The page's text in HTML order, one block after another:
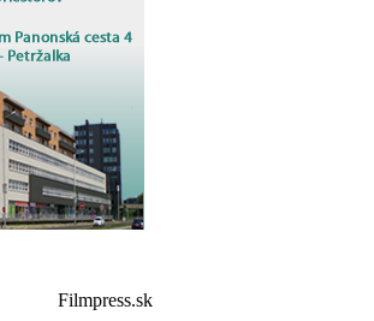
Filmpress.sk